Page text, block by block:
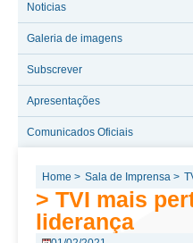
Noticias
Galeria de imagens
Subscrever
Apresentações
Comunicados Oficiais
Home > Sala de Imprensa >
> TVI mais
liderança